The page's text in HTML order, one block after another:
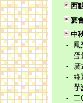
西
宴
中
-
鳳
- 蛋
-
廣
- 綠
- 芋
- 三